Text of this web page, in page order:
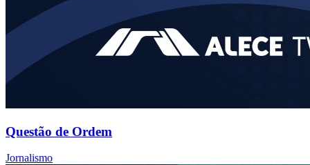
Questão de Ordem
Jornalismo